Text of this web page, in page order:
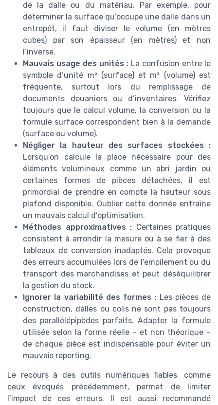
de la dalle ou du matériau. Par exemple, pour
déterminer la surface qu’occupe une dalle dans un
entrepôt, il faut diviser le volume (en mètres
cubes) par son épaisseur (en mètres) et non
l’inverse.
Mauvais usage des unités : La confusion entre le
symbole d’unité m² (surface) et m³ (volume) est
fréquente, surtout lors du remplissage de
documents douaniers ou d’inventaires. Vérifiez
toujours que le calcul volume, la conversion ou la
formule surface correspondent bien à la demande
(surface ou volume).
Négliger la hauteur des surfaces stockées :
Lorsqu’on calcule la place nécessaire pour des
éléments volumineux comme un abri jardin ou
certaines formes de pièces détachées, il est
primordial de prendre en compte la hauteur sous
plafond disponible. Oublier cette donnée entraîne
un mauvais calcul d’optimisation.
Méthodes approximatives : Certaines pratiques
consistent à arrondir la mesure ou à se fier à des
tableaux de conversion inadaptés. Cela provoque
des erreurs accumulées lors de l’empilement ou du
transport des marchandises et peut déséquilibrer
la gestion du stock.
Ignorer la variabilité des formes : Les pièces de
construction, dalles ou colis ne sont pas toujours
des parallélépipèdes parfaits. Adapter la formule
utilisée selon la forme réelle – et non théorique –
de chaque pièce est indispensable pour éviter un
mauvais reporting.
Le recours à des outils numériques fiables, comme
ceux évoqués précédemment, permet de limiter
l’impact de ces erreurs. Il est aussi recommandé